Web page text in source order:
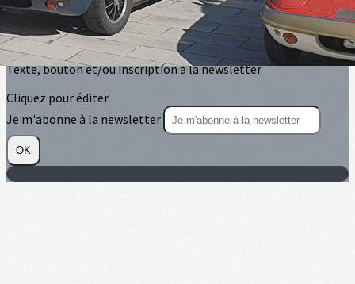
Images de la page d'accueil
Cliquez pour éditer
Texte, bouton et/ou inscription à la newsletter
Cliquez pour éditer
Je m'abonne à la newsletter
OK